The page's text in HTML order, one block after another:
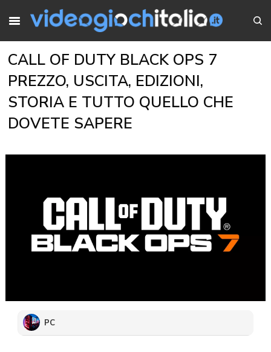
CALL OF DUTY BLACK OPS 7
PREZZO, USCITA, EDIZIONI,
STORIA E TUTTO QUELLO CHE
DOVETE SAPERE
PC